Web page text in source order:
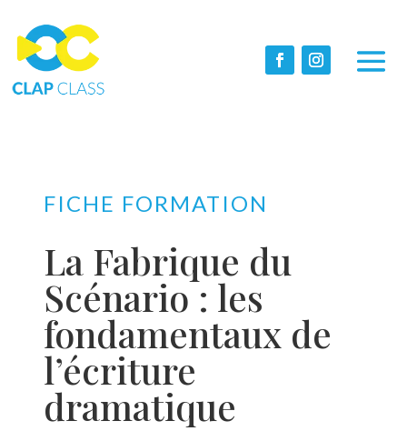
FICHE FORMATION
La Fabrique du
Scénario : les
fondamentaux de
l’écriture
dramatique